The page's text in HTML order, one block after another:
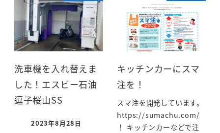
洗車機を入れ替えま
した！エスビー石油
逗子桜山SS
2023年8月28日
キッチンカーにスマ
注を！
スマ注を開発しています。
https://sumachu.com/
！ キッチンカーなどで注